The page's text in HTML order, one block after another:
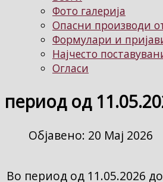
Фото галерија
Опасни производи
Формулари и
Најчесто
Огласи
период од
Објавено: 20 Мај 2026
Во период од 11.05.2026